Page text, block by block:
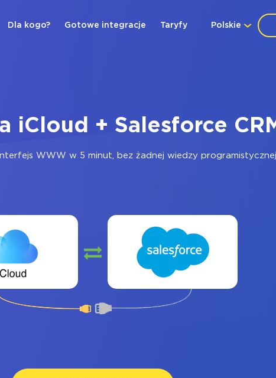
Polskie
Dla kogo? Gotowe integracje Taryfy
iCloud + Salesforce
WWW w 5 minut, bez żadnej wiedzy